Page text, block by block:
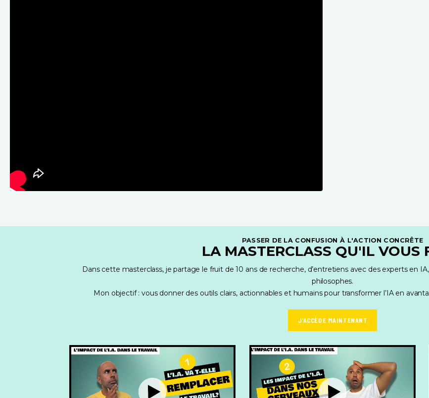
PASSER DE LA CONFUSION À L'ACTION CONCRÊTE
LA MASTERCLASS QU'IL VOUS
Dans cette masterclass, je partage le fruit de 10 ans de recherche, d’entretiens avec des experts en
philosophes.
Mon objectif : vous donner des outils clairs, actionnables et humains pour transformer l’IA en
J'ACCÈDE MAINTENANT